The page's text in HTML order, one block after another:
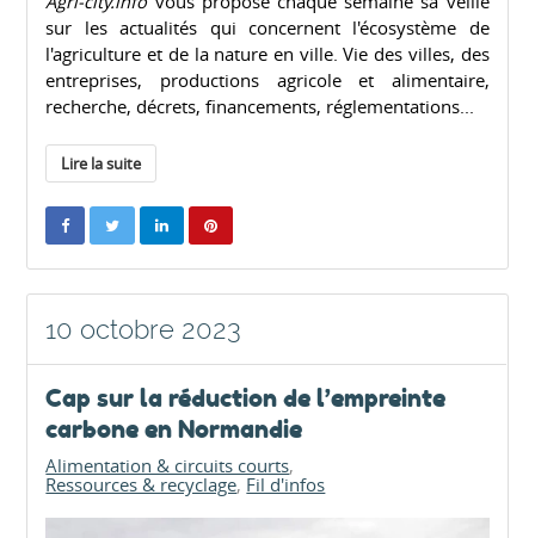
sur les actualités qui concernent l'écosystème de
l'agriculture et de la nature en ville. Vie des villes, des
entreprises, productions agricole et alimentaire,
recherche, décrets, financements, réglementations...
Lire la suite
10 octobre 2023
Cap sur la réduction de l’empreinte
carbone en Normandie
Alimentation & circuits courts
Ressources & recyclage Fil d'infos